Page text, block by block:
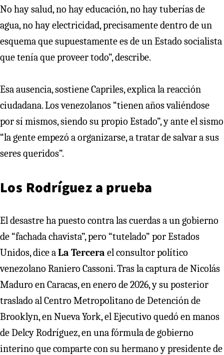
No hay salud, no hay educación, no hay tuberías de
agua, no hay electricidad, precisamente dentro de un
esquema que supuestamente es de un Estado socialista
que tenía que proveer todo”, describe.
Esa ausencia, sostiene Capriles, explica la reacción
ciudadana. Los venezolanos “tienen años valiéndose
por sí mismos, siendo su propio Estado”, y ante el sismo
“la gente empezó a organizarse, a tratar de salvar a sus
seres queridos”.
Los Rodríguez a prueba
El desastre ha puesto contra las cuerdas a un gobierno
de “fachada chavista”, pero “tutelado” por Estados
Unidos, dice aLa Tercera el consultor político
venezolano Raniero Cassoni. Tras la captura de Nicolás
Maduro en Caracas, en enero de 2026, y su posterior
traslado al Centro Metropolitano de Detención de
Brooklyn, en Nueva York, el Ejecutivo quedó en manos
de Delcy Rodríguez, en una fórmula de gobierno
interino que comparte con su hermano y presidente de